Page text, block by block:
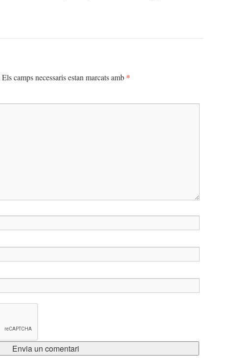
Els camps necessaris estan marcats amb *